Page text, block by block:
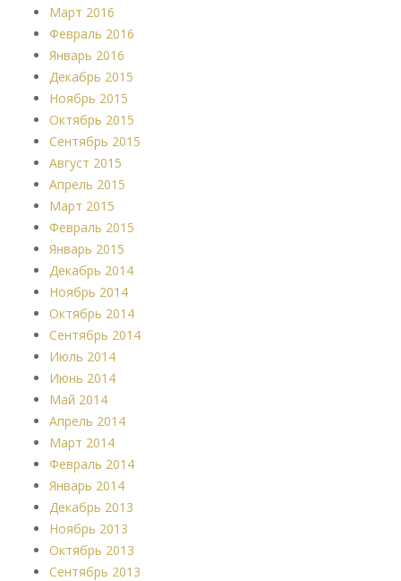
Март 2016
Февраль 2016
Январь 2016
Декабрь 2015
Ноябрь 2015
Октябрь 2015
Сентябрь 2015
Август 2015
Апрель 2015
Март 2015
Февраль 2015
Январь 2015
Декабрь 2014
Ноябрь 2014
Октябрь 2014
Сентябрь 2014
Июль 2014
Июнь 2014
Май 2014
Апрель 2014
Март 2014
Февраль 2014
Январь 2014
Декабрь 2013
Ноябрь 2013
Октябрь 2013
Сентябрь 2013